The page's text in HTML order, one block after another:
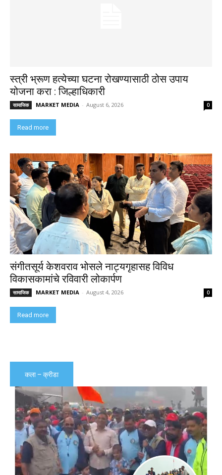
स्त्री भ्रूण हत्येच्या घटना रोखण्यासाठी ठोस उपाय
योजना करा : जिल्हाधिकारी
सामाजिक MARKET MEDIA - August 6, 2026 0
Read more
संगीतसूर्य केशवराव भोसले नाट्यगृहासह विविध
विकासकामांचे रविवारी लोकार्पण
सामाजिक MARKET MEDIA - August 4, 2026 0
Read more
कला – क्रीडा